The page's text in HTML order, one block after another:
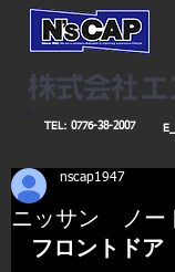
TEL: 0776-38-2007
ニッサン ノー
nscap1947
フロントドア